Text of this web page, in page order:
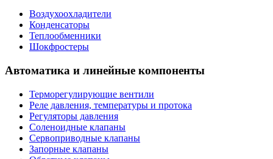
Воздухоохладители
Конденсаторы
Теплообменники
Шокфростеры
Автоматика и линейные компоненты
Терморегулирующие вентили
Реле давления, температуры и протока
Регуляторы давления
Соленоидные клапаны
Сервоприводные клапаны
Запорные клапаны